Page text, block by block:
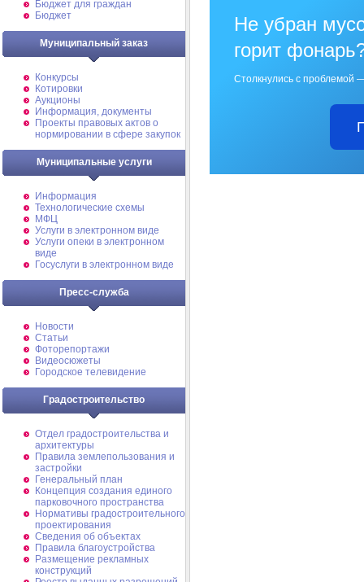
Бюджет для граждан
Бюджет
Муниципальный заказ
Конкурсы
Котировки
Аукционы
Информация, документы
Проекты правовых актов о
нормировании в сфере закупок
Муниципальные услуги
Информация
Технологические схемы
МФЦ
Услуги в электронном виде
Услуги опеки в электронном
виде
Госуслуги в электронном виде
Пресс-служба
Новости
Статьи
Фоторепортажи
Видеосюжеты
Городское телевидение
Градостроительство
Отдел градостроительства и
архитектуры
Правила землепользования и
застройки
Генеральный план
Концепция создания единого
парковочного пространства
Нормативы градостроительного
проектирования
Сведения об объектах
Правила благоустройства
Размещение рекламных
конструкций
Не убран
горит
Столкнулись с проблемой